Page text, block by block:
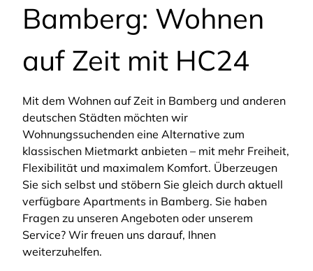
Bamberg: Wohnen
auf Zeit mit HC24
Mit dem Wohnen auf Zeit in Bamberg und anderen
deutschen Städten möchten wir
Wohnungssuchenden eine Alternative zum
klassischen Mietmarkt anbieten – mit mehr Freiheit,
Flexibilität und maximalem Komfort. Überzeugen
Sie sich selbst und stöbern Sie gleich durch aktuell
verfügbare Apartments in Bamberg. Sie haben
Fragen zu unseren Angeboten oder unserem
Service? Wir freuen uns darauf, Ihnen
weiterzuhelfen.